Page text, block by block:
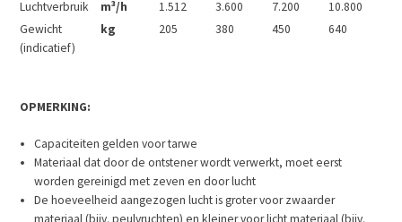
Luchtverbruik m³/h 1.512 3.600 7.200
10.800
Gewicht
(indicatief)
kg 205 380 450 640
OPMERKING:
Capaciteiten gelden voor tarwe
Materiaal dat door de ontstener wordt verwerkt, moet eerst
worden gereinigd met zeven en door lucht
De hoeveelheid aangezogen lucht is groter voor zwaarder